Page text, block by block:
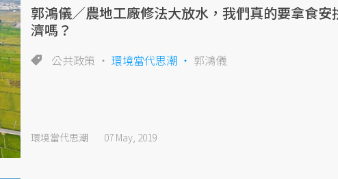
郭鴻儀／農地工廠修法大放水，我們真的要拿食安
濟嗎？
公共政策 環境當代思潮 郭鴻儀
環境當代思潮 07 May, 2019